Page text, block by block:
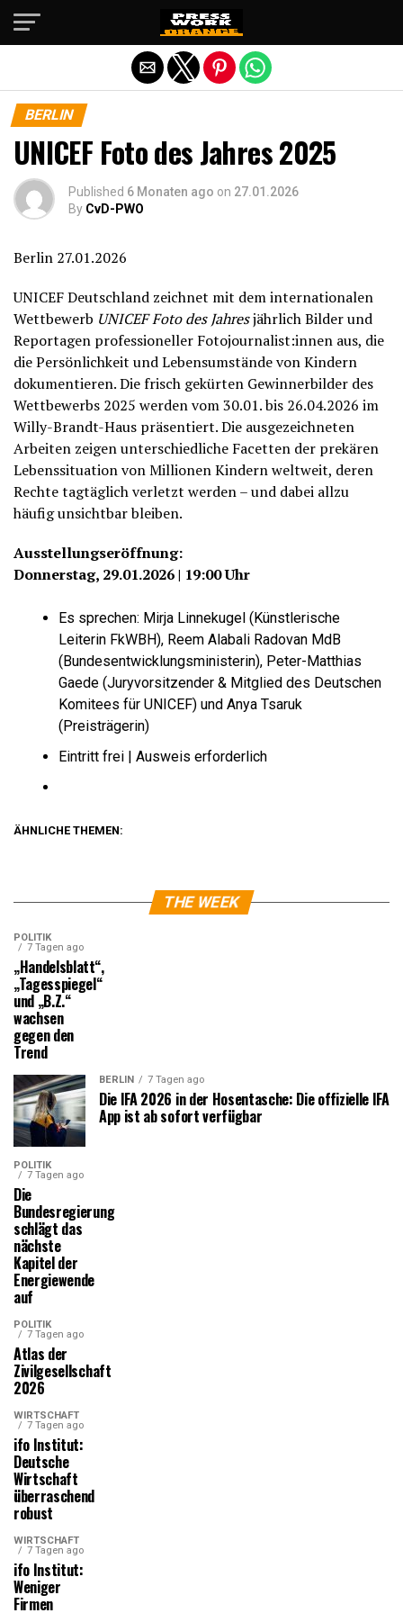
BERLIN
UNICEF Foto des Jahres 2025
Published 6 Monaten ago on 27.01.2026
By CvD-PWO
Berlin 27.01.2026
UNICEF Deutschland zeichnet mit dem internationalen
Wettbewerb UNICEF Foto des Jahresjährlich Bilder und
Reportagen professioneller Fotojournalist:innen aus, die
die Persönlichkeit und Lebensumstände von Kindern
dokumentieren. Die frisch gekürten Gewinnerbilder des
Wettbewerbs 2025 werden vom 30.01. bis 26.04.2026 im
Willy-Brandt-Haus präsentiert. Die ausgezeichneten
Arbeiten zeigen unterschiedliche Facetten der prekären
Lebenssituation von Millionen Kindern weltweit, deren
Rechte tagtäglich verletzt werden – und dabei allzu
häufig unsichtbar bleiben.
Ausstellungseröffnung:
Donnerstag, 29.01.2026 | 19:00 Uhr
Es sprechen: Mirja Linnekugel (Künstlerische
Leiterin FkWBH), Reem Alabali Radovan MdB
(Bundesentwicklungsministerin), Peter-Matthias
Gaede (Juryvorsitzender & Mitglied des Deutschen
Komitees für UNICEF) und Anya Tsaruk
(Preisträgerin)
Eintritt frei | Ausweis erforderlich
ÄHNLICHE THEMEN:
THE WEEK
POLITIK
7 Tagen ago
„Handelsblatt“,
„Tagesspiegel“
und „B.Z.“
wachsen
gegen den
Trend
BERLIN 7 Tagen ago
Die IFA 2026 in der Hosentasche: Die offizielle IFA
App ist ab sofort verfügbar
POLITIK
7 Tagen ago
Die
Bundesregierung
schlägt das
nächste
Kapitel der
Energiewende
auf
POLITIK
7 Tagen ago
Atlas der
Zivilgesellschaft
2026
WIRTSCHAFT
7 Tagen ago
ifo Institut:
Deutsche
Wirtschaft
überraschend
robust
WIRTSCHAFT
7 Tagen ago
ifo Institut:
Weniger
Firmen
Die mobile Version verlassen